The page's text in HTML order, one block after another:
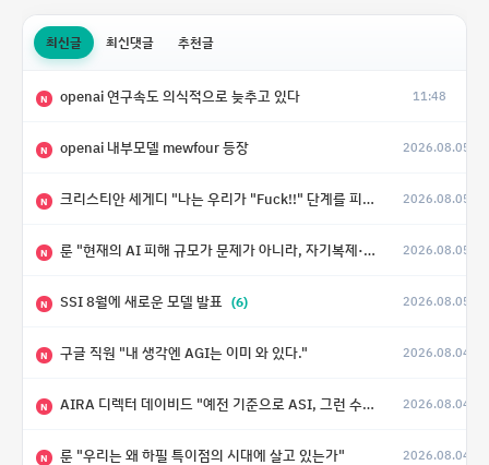
최신글 최신댓글 추천글
N openai 연구속도 의식적으로 늦추고 있다 11:48
N openai 내부모델 mewfour 등장 2026.08.05
N 크리스티안 세게디 "나는 우리가 "Fuck!!" 단계를 피할 수 있기를 바랄 뿐" 2026.08.05
N 룬 "현재의 AI 피해 규모가 문제가 아니라, 자기복제·탈출·확산이 가능한 지능형 시스템의 피해에는 이론적으로 상한이 없다는 것이 문제" 2026.08.05
N SSI 8월에 새로운 모델 발표 (6) 2026.08.05
N 구글 직원 "내 생각엔 AGI는 이미 와 있다." 2026.08.04
N AIRA 디렉터 데이비드 "예전 기준으로 ASI, 그런 수준은 바로 다음 분기에 온다" 2026.08.04
N 룬 "우리는 왜 하필 특이점의 시대에 살고 있는가" 2026.08.04